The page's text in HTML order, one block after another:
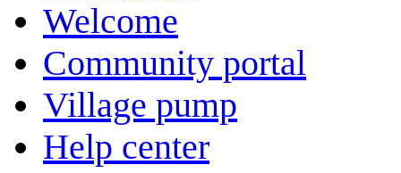
Welcome
Community portal
Village pump
Help center